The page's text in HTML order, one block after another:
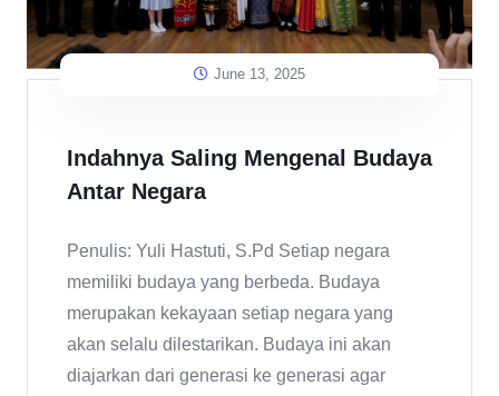
June 13, 2025
Indahnya Saling Mengenal Budaya
Antar Negara
Penulis: Yuli Hastuti, S.Pd Setiap negara
memiliki budaya yang berbeda. Budaya
merupakan kekayaan setiap negara yang
akan selalu dilestarikan. Budaya ini akan
diajarkan dari generasi ke generasi agar